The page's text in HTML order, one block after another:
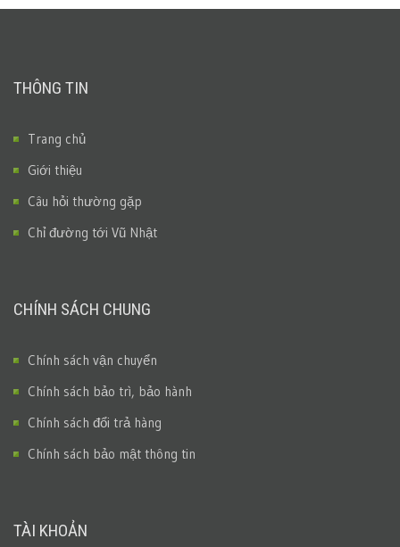
THÔNG TIN
Trang chủ
Giới thiệu
Câu hỏi thường gặp
Chỉ đường tới Vũ Nhật
CHÍNH SÁCH CHUNG
Chính sách vận chuyển
Chính sách bảo trì, bảo hành
Chính sách đổi trả hàng
Chính sách bảo mật thông tin
TÀI KHOẢN